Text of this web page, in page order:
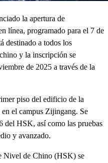
la apertura de
línea, programado para el 7 de
destinado a todos los
y la inscripción se
de 2025 a través de la
piso del edificio de la
el campus Zijingang. Se
del HSK, así como las pruebas
y avanzado.
Nivel de Chino (HSK) se